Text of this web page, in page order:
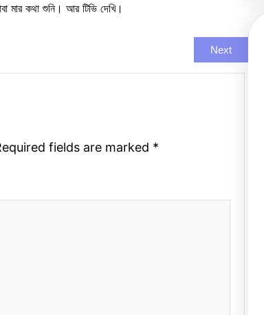
মার কথা শুনি। আর টিভি দেখি।
Next
fields are marked *